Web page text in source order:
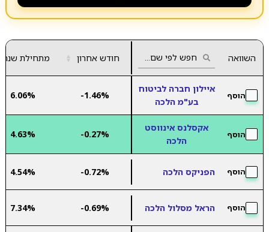
השוואה חודש אחרון ▲
▼ מתחילת שנה
הוסף
איילון חברה לביטוח
בע"מ הלכה
-1.46%
6.06%
הוסף
אקסלנס אינווסט
הלכה
-0.27%
4.63%
הוסף הפניקס הלכה -0.72%
4.54%
הוסף הראל מסלול הלכה -0.69%
7.34%